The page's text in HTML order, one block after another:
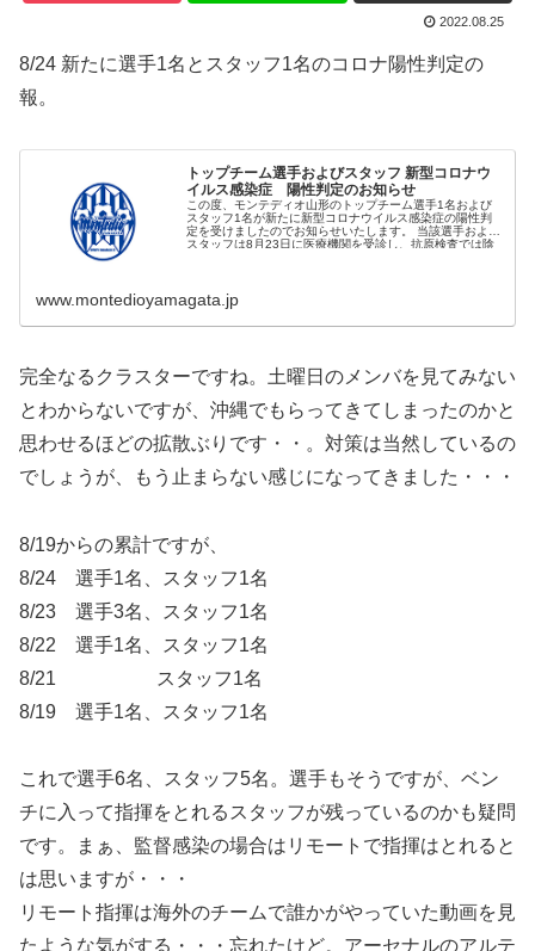
2022.08.25
8/24 新たに選手1名とスタッフ1名のコロナ陽性判定の
報。
トップチーム選手およびスタッフ 新型コロナウ
イルス感染症 陽性判定のお知らせ
この度、モンテディオ山形のトップチーム選手1名および
スタッフ1名が新たに新型コロナウイルス感染症の陽性判
定を受けましたのでお知らせいたします。 当該選手および
スタッフは8月23日に医療機関を受診し、抗原検査では陰
www.montedioyamagata.jp
完全なるクラスターですね。土曜日のメンバを見てみない
とわからないですが、沖縄でもらってきてしまったのかと
思わせるほどの拡散ぶりです・・。対策は当然しているの
でしょうが、もう止まらない感じになってきました・・・
8/19からの累計ですが、
8/24 選手1名、スタッフ1名
8/23 選手3名、スタッフ1名
8/22 選手1名、スタッフ1名
8/21 スタッフ1名
8/19 選手1名、スタッフ1名
これで選手6名、スタッフ5名。選手もそうですが、ベン
チに入って指揮をとれるスタッフが残っているのかも疑問
です。まぁ、監督感染の場合はリモートで指揮はとれると
は思いますが・・・
リモート指揮は海外のチームで誰かがやっていた動画を見
たような気がする・・・忘れたけど。アーセナルのアルテ